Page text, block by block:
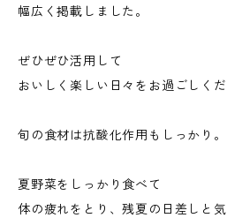
幅広く掲載しました。
ぜひぜひ活用して
おいしく楽しい日々をお過ごしく
旬の食材は抗酸化作用もしっかり。
夏野菜をしっかり食べて
体の疲れをとり、残夏の日差しと